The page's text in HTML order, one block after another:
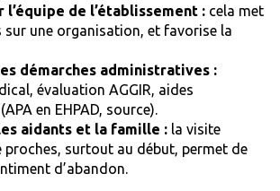
l’équipe de l’établissement : cela met
sur une organisation, et favorise la
démarches administratives :
évaluation AGGIR, aides
en EHPAD, source).
aidants et la famille : la visite
proches, surtout au début, permet de
d’abandon.